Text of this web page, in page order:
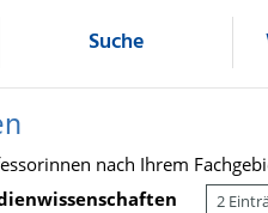
Suche
nach Ihrem
2